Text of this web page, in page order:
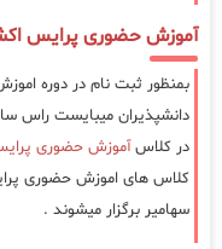
آموزش حضوری پرایس
بمنظور ثبت نام در دوره
دانشپذیران میبایست راس
در کلاسآموزش حضوری
کلاس های اموزش حضوری
سهامیر برگزار میشوند .